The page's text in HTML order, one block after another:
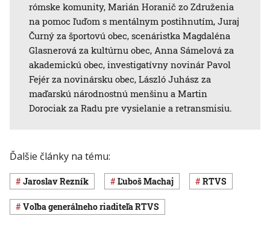
rómske komunity, Marián Horanič zo Združenia
na pomoc ľuďom s mentálnym postihnutím, Juraj
Čurný za športovú obec, scenáristka Magdaléna
Glasnerová za kultúrnu obec, Anna Sámelová za
akademickú obec, investigatívny novinár Pavol
Fejér za novinársku obec, László Juhász za
maďarskú národnostnú menšinu a Martin
Dorociak za Radu pre vysielanie a retransmisiu.
Ďalšie články na tému:
Jaroslav Rezník Ľuboš Machaj RTVS
voľba generálneho riaditeľa RTVS